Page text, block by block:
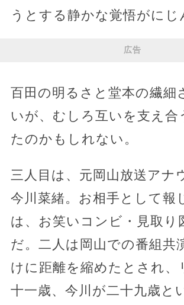
うとする静かな覚悟がにじ
広告
百田の明るさと堂本の繊細
いが、むしろ互いを支え合
たのかもしれない。
三人目は、元岡山放送アナ
今川菜緒。お相手として報
は、お笑いコンビ・見取り
だ。二人は岡山での番組共
けに距離を縮めたとされ、
十一歳、今川が二十九歳と